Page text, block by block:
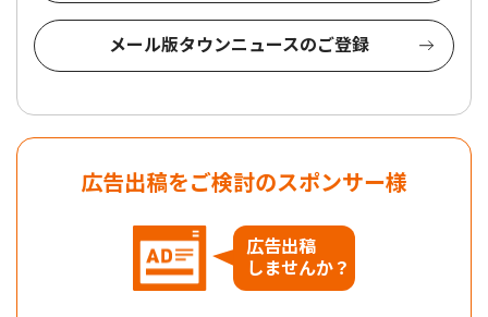
メール版タウンニュースのご登録
広告出稿をご検討のスポンサー様
広告出稿
しませんか？